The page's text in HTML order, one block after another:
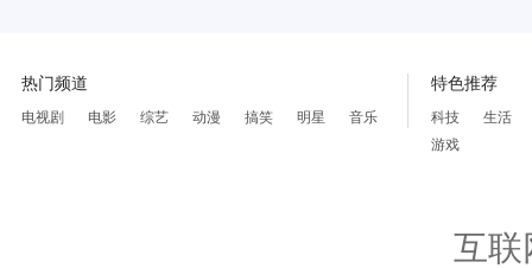
热门频道
电视剧 电影 综艺 动漫 搞笑 明星 音乐
特色推荐
科技
生活
游戏
互联